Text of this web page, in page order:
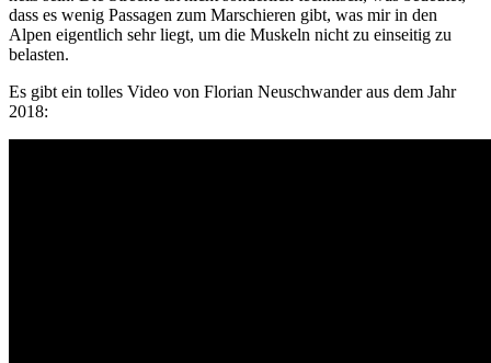
dass es wenig Passagen zum Marschieren gibt, was mir in den
Alpen eigentlich sehr liegt, um die Muskeln nicht zu einseitig zu
belasten.
Es gibt ein tolles Video von Florian Neuschwander aus dem Jahr
2018: